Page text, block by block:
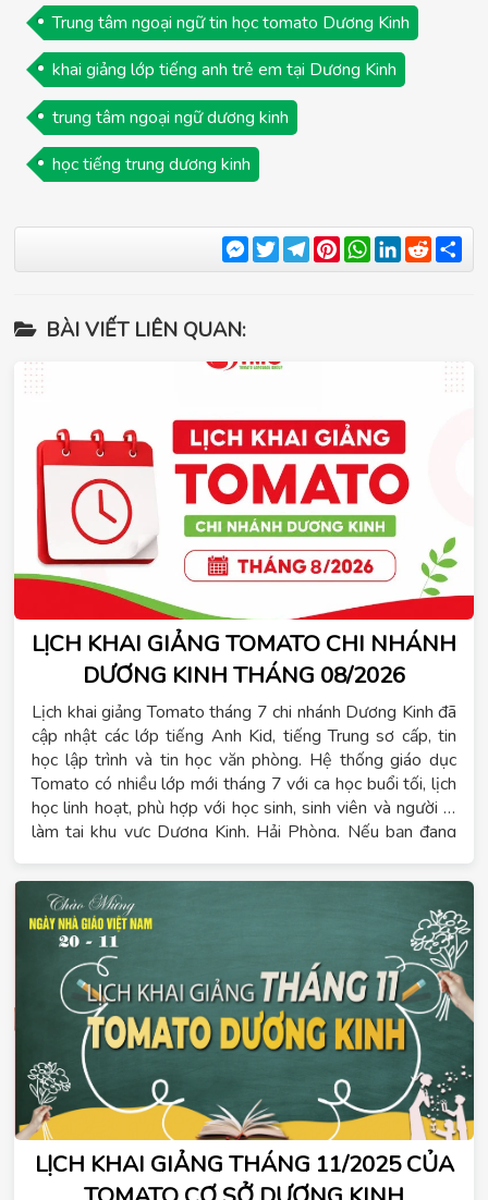
Trung tâm ngoại ngữ tin học tomato Dương Kinh
khai giảng lớp tiếng anh trẻ em tại Dương Kinh
trung tâm ngoại ngữ dương kinh
học tiếng trung dương kinh
Messenger
TwitterTelegram
Pinterest
WhatsApp
LinkedIn
Reddit
BÀI VIẾT LIÊN QUAN:
LỊCH KHAI GIẢNG TOMATO CHI NHÁNH
DƯƠNG KINH THÁNG 08/2026
Lịch khai giảng Tomato tháng 7 chi nhánh Dương Kinh đã
cập nhật các lớp tiếng Anh Kid, tiếng Trung sơ cấp, tin
học lập trình và tin học văn phòng. Hệ thống giáo dục
Tomato có nhiều lớp mới tháng 7 với ca học buổi tối, lịch
học linh hoạt, phù hợp với học sinh, sinh viên và người đi
làm tại khu vực Dương Kinh, Hải Phòng. Nếu bạn đang
tiếng Anh tháng 7 hoặc lớp tin học mới trong tháng 7,
Tomato Dương Kinh là lựa chọn phù hợp để bắt đầu học
theo lộ trình rõ ràng. Học viên có thể liên hệ trước để
được tư vấn ca học, trình độ phù hợp và thông tin lớp còn
LỊCH KHAI GIẢNG THÁNG 11/2025 CỦA